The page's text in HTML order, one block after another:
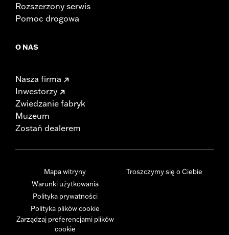
Rozszerzony serwis
Pomoc drogowa
O NAS
Nasza firma
Inwestorzy
Zwiedzanie fabryk
Muzeum
Zostań dealerem
Mapa witryny
Warunki użytkowania
Polityka prywatności
Polityka plików cookie
Zarządzaj preferencjami plików
cookie
Troszczymy się o Ciebie